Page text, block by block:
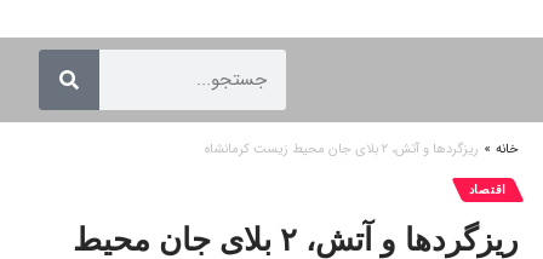
خانه » ریزگردها و آتش، ۲ بلای جان محیط زیست کرمانشاه
اقتصاد
ریزگردها و آتش، ۲ بلای جان محیط